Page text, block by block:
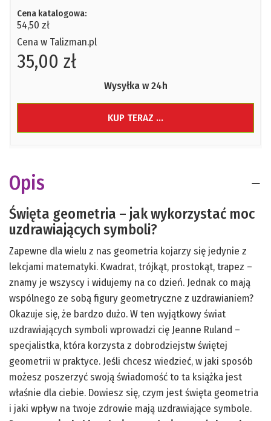
Cena katalogowa:
54,50 zł
Cena w Talizman.pl
35,00 zł
Wysyłka w 24h
KUP TERAZ ...
Opis
Święta geometria – jak wykorzystać moc
uzdrawiających symboli?
Zapewne dla wielu z nas geometria kojarzy się jedynie z
lekcjami matematyki. Kwadrat, trójkąt, prostokąt, trapez –
znamy je wszyscy i widujemy na co dzień. Jednak co mają
wspólnego ze sobą figury geometryczne z uzdrawianiem?
Okazuje się, że bardzo dużo. W ten wyjątkowy świat
uzdrawiających symboli wprowadzi cię Jeanne Ruland –
specjalistka, która korzysta z dobrodziejstw świętej
geometrii w praktyce. Jeśli chcesz wiedzieć, w jaki sposób
możesz poszerzyć swoją świadomość to ta książka jest
właśnie dla ciebie. Dowiesz się, czym jest święta geometria
i jaki wpływ na twoje zdrowie mają uzdrawiające symbole.